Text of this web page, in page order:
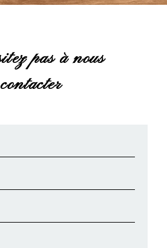
pas à nous
contacter